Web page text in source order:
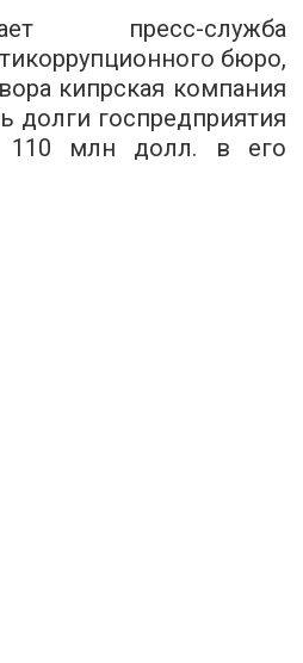
пресс-служба
бюро,
кипрская компания
долги госпредприятия
110 млн долл. в его